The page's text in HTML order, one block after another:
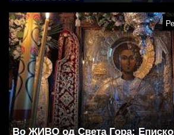
Во ЖИВО од Света Гора: